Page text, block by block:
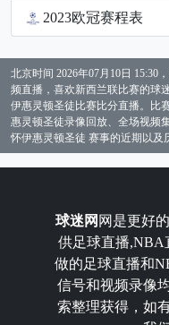
第1节剩时[9:03] (防守
第1节剩时[8:34] (恩
第1节剩时[8:34] (英格
第1节剩时[8:21] (英
第1节剩时[8:17] (哈
第1节剩时[8:14] (里
第1节剩时[8:08] (斯
2023欧冠赛程表
北京时间 2026年07月10日 15:30
频直播，喜欢新西兰联比赛的球
伊惠灵顿圣徒比赛比分直播。比
惠灵顿圣徒录像回放、全场视频
怀伊惠灵顿圣徒 赛事的近期以及
球迷网 网是更好
供足球直播,NBA
做的足球直播和
信号和视频录像
索整理获得，如